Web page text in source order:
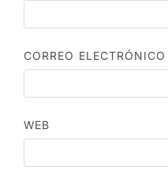
CORREO ELECTRÓNICO
WEB